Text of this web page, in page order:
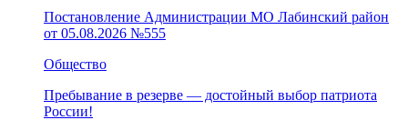
Постановление Администрации МО Лабинский район
от 05.08.2026 №555
Общество
Пребывание в резерве — достойный выбор патриота
России!